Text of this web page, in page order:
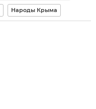
Народы Крыма